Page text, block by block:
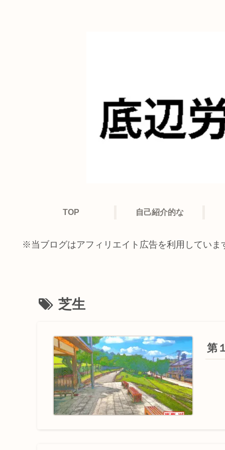
TOP 自己紹介的な
※当ブログはアフィリエイト広告を利用してい
芝生
第